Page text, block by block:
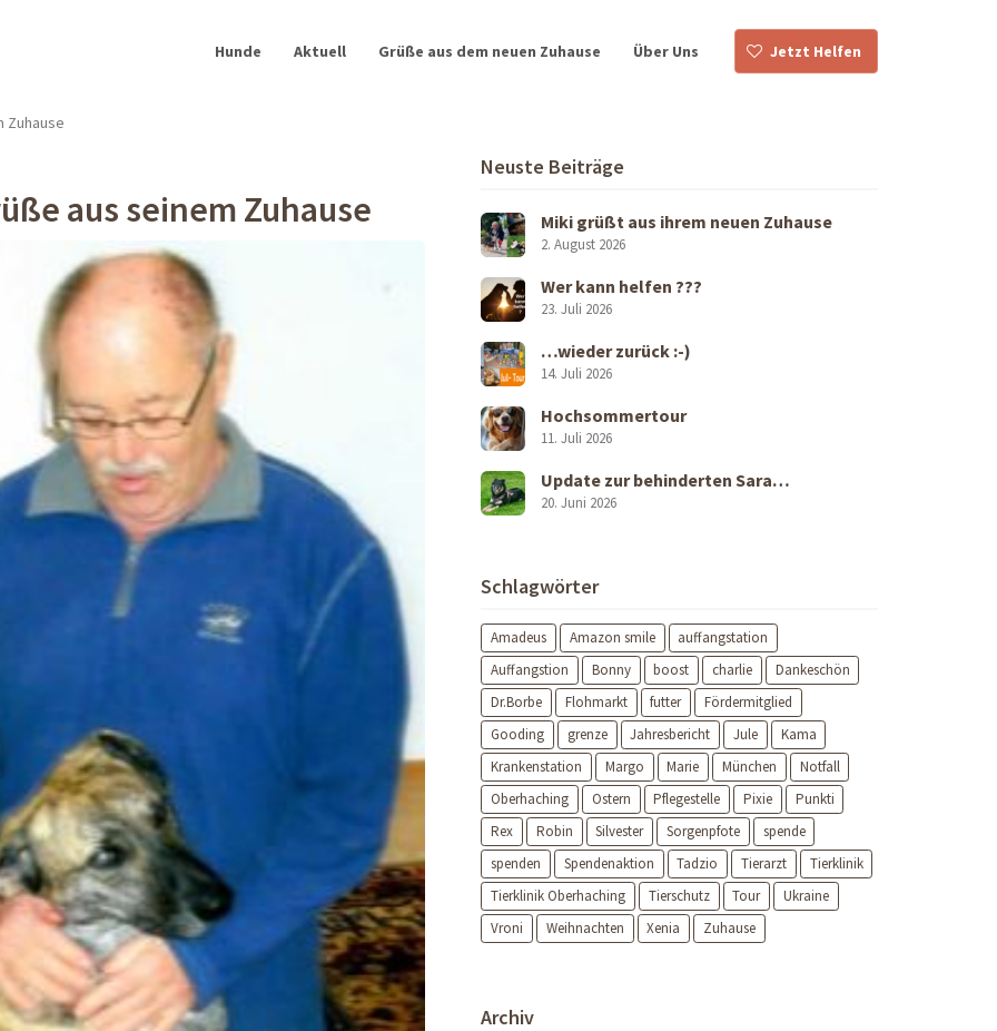
Hunde Aktuell Grüße aus dem neuen Zuhause Über Uns Jetzt Helfen
Zuhause
aus seinem Zuhause
Neuste Beiträge
Miki grüßt aus ihrem neuen Zuhause
2. August 2026
Wer kann helfen ???
23. Juli 2026
…wieder zurück :-)
14. Juli 2026
Hochsommertour
11. Juli 2026
Update zur behinderten Sara…
20. Juni 2026
Schlagwörter
Amadeus Amazon smile
auffangstation
Auffangstion
Bonny boost charlie
Dankeschön
Dr.Borbe
Flohmarkt futter
Fördermitglied
Gooding
grenze Jahresbericht Jule
Kama
Krankenstation
Margo Marie München
Notfall
Oberhaching
Ostern Pflegestelle Pixie
Punkti
Rex
Robin Silvester Sorgenpfote
spende
spenden
Spendenaktion Tadzio Tierarzt
Tierklinik
Tierklinik Oberhaching
Tierschutz Tour
Ukraine
Vroni
Weihnachten Xenia Zuhause
Archiv